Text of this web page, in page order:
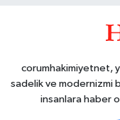
corumhakimiyetnet,
sadelik ve modernizmi
insanlara haber